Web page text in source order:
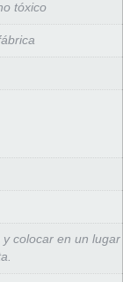
tóxico
colocar en un lugar